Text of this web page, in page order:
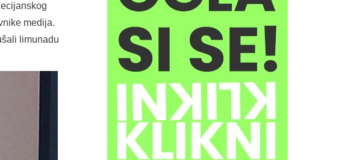
medija.
limunadu